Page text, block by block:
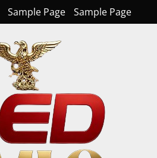
Sample Page Sample Page